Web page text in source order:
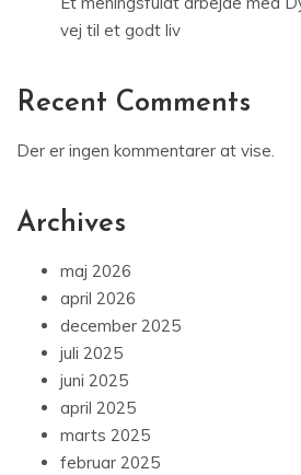
vej til et godt liv
Recent Comments
Der er ingen kommentarer at vise.
Archives
maj 2026
april 2026
december 2025
juli 2025
juni 2025
april 2025
marts 2025
februar 2025